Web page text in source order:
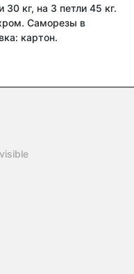
кг, на 3 петли 45 кг.
Саморезы в
картон.